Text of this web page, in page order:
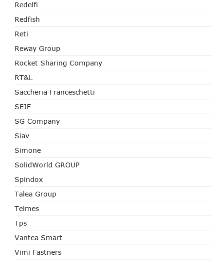
Redelfi
Redfish
Reti
Reway Group
Rocket Sharing Company
RT&L
Saccheria Franceschetti
SEIF
SG Company
Siav
Simone
SolidWorld GROUP
Spindox
Talea Group
Telmes
Tps
Vantea Smart
Vimi Fastners